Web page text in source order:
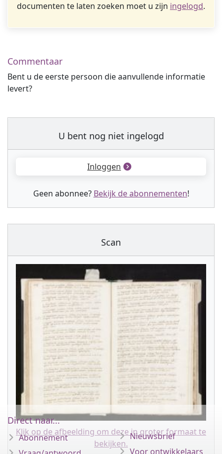
documenten te laten zoeken moet u zijn ingelogd.
Commentaar
Bent u de eerste persoon die aanvullende informatie
levert?
U bent nog niet ingelogd
Inloggen
Geen abonnee? Bekijk de abonnementen!
Scan
Klik op de afbeelding om deze in groter formaat te
bekijken.
Direct naar...
Abonnement
Nieuwsbrief
Voor ontwikkelaars